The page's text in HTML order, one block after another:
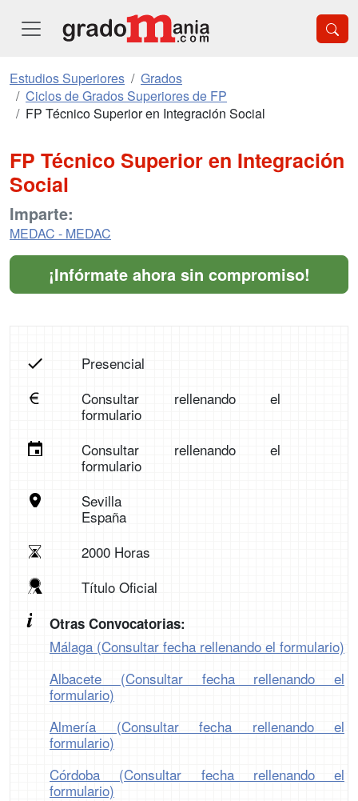
Estudios Superiores
Grados
Ciclos de Grados Superiores de FP
FP Técnico Superior en Integración Social
FP Técnico Superior en Integración
Social
Imparte:
MEDAC - MEDAC
¡Infórmate ahora sin compromiso!
Presencial
Consultar rellenando el
formulario
Consultar rellenando el
formulario
Sevilla
España
2000 Horas
Título Oficial
Otras Convocatorias:
Málaga (Consultar fecha rellenando el formulario)
Albacete (Consultar fecha rellenando el
formulario)
Almería (Consultar fecha rellenando el
formulario)
Córdoba (Consultar fecha rellenando el
formulario)